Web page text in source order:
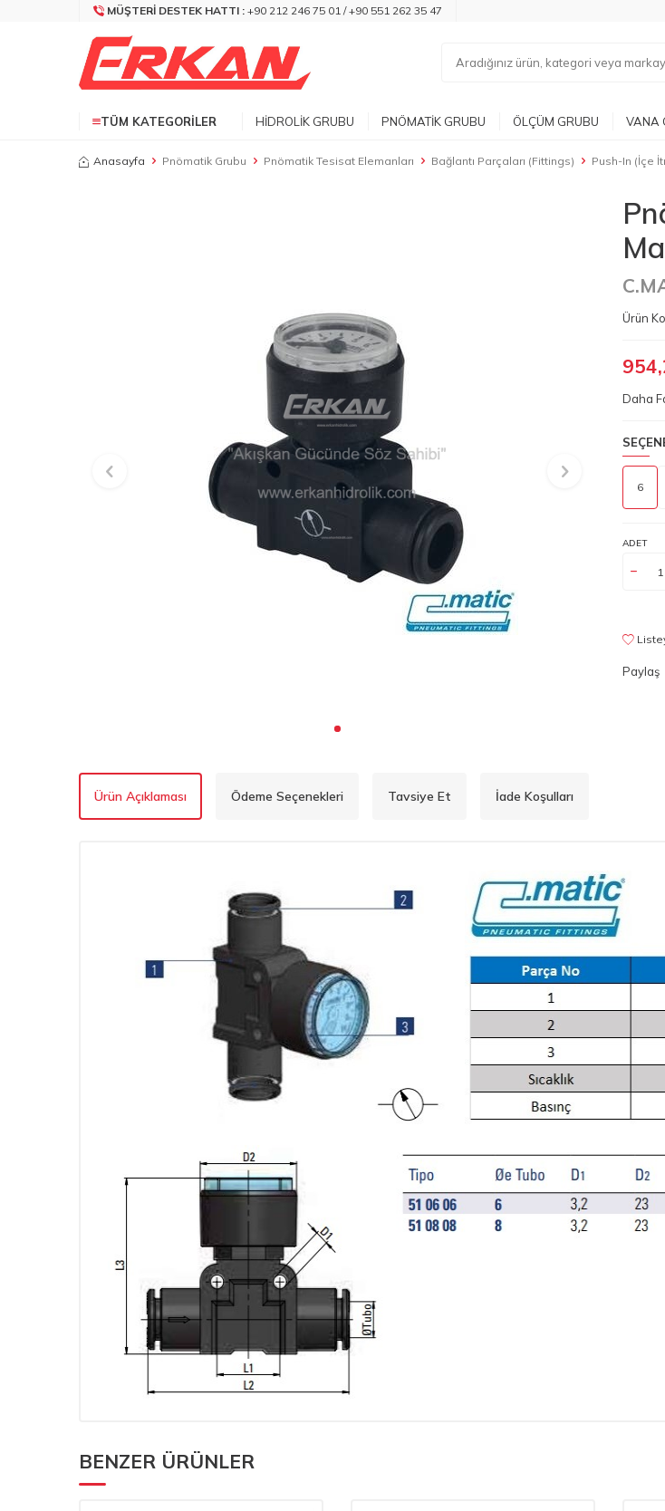
MÜŞTERI DESTEK HATTI : +90 212 246 75 01 / +90 551 262 35 47
TÜM KATEGORILER HIDROLIK GRUBU PNÖMATIK GRUBU ÖLÇÜM GRUBU VANA
Anasayfa Pnömatik Grubu Pnömatik Tesisat Elemanları Bağlantı Parçaları (Fittings) Push-In (İçe
Ürün
Daha
6
ADET
Paylaş
Ürün Açıklaması Ödeme Seçenekleri Tavsiye Et İade Koşulları
BENZER ÜRÜNLER